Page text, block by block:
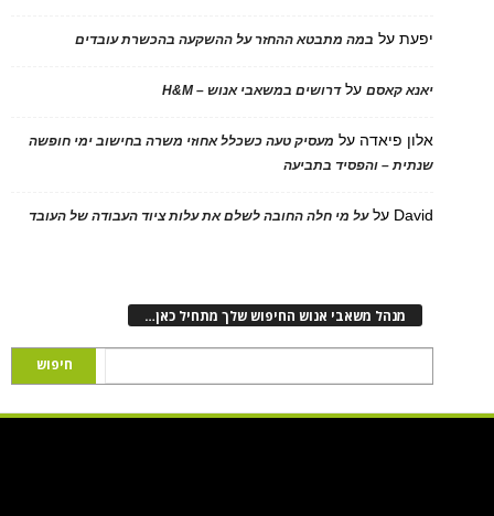
יפעתעל במה מתבטא ההחזר על ההשקעה בהכשרת עובדים
יאנא קאסםעלדרושים במשאבי אנוש – H&M
אלון פיאדה על מעסיק טעה כשכלל אחוזי משרה בחישוב ימי חופשה
שנתית – והפסיד בתביעה
David עלעל מי חלה החובה לשלם את עלות ציוד העבודה של העובד
מנהל משאבי אנוש החיפוש שלך מתחיל כאן…